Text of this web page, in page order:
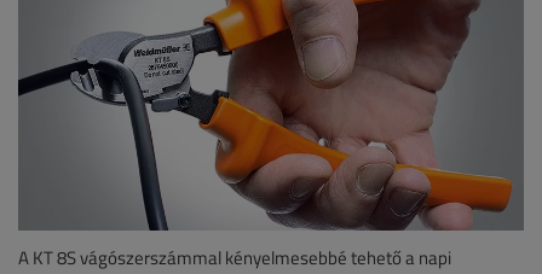
A KT 8S vágószerszámmal kényelmesebbé tehető a napi